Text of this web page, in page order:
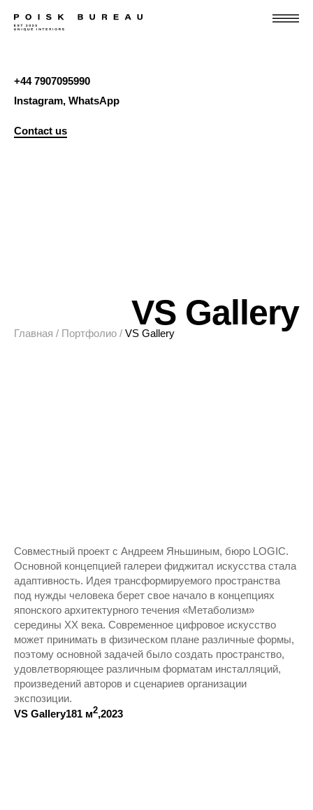
Contact us
Instagram, WhatsApp
+44 7907095990
Главная / Портфолио / VS Gallery
VS Gallery
Совместный проект с Андреем Яньшиным, бюро LOGIC.
Основной концепцией галереи фиджитал искусства стала
адаптивность. Идея трансформируемого пространства
под нужды человека берет свое начало в концепциях
японского архитектурного течения «Метаболизм»
середины XX века. Современное цифровое искусство
может принимать в физическом плане различные формы,
поэтому основной задачей было создать пространство,
удовлетворяющее различным форматам инсталляций,
произведений авторов и сценариев организации
экспозиции.
VS Gallery181 м2,2023